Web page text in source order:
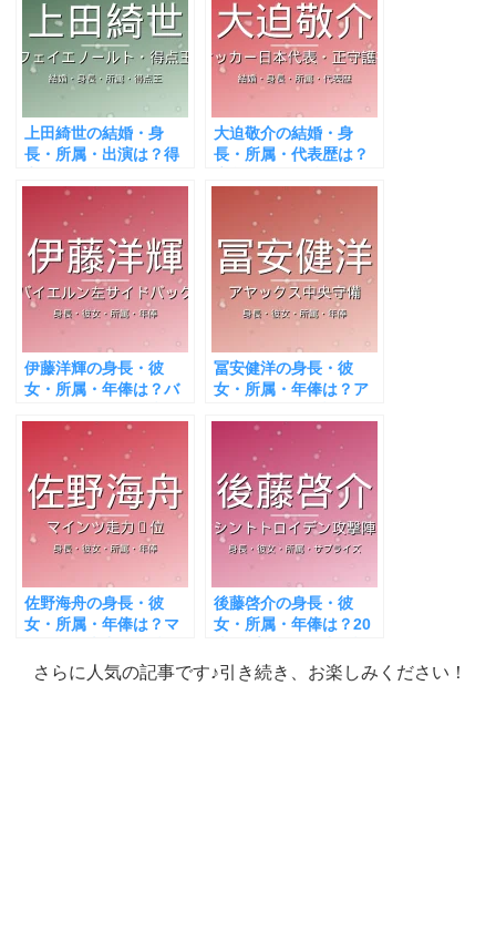
上田綺世の結婚・身
長・所属・出演は？得
大迫敬介の結婚・身
長・所属・代表歴は？
伊藤洋輝の身長・彼
女・所属・年俸は？バ
冨安健洋の身長・彼
女・所属・年俸は？ア
佐野海舟の身長・彼
女・所属・年俸は？マ
題！
後藤啓介の身長・彼
女・所属・年俸は？20
題！
さらに人気の記事です♪引き続き、お楽しみください！